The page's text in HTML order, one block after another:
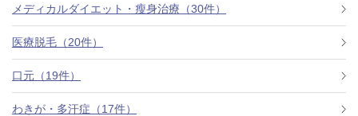
お悩みで探す
メディカルダイエット・瘦身治療（30件）
医療脱毛（20件）
口元（19件）
わきが・多汗症（17件）